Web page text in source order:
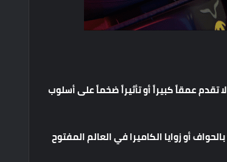
لاتقدمعمقاًكبيراًأوتأثيراًضخماًعلىأسلوب
بالحوافأوزواياالكاميرافيالعالمالمفتوح